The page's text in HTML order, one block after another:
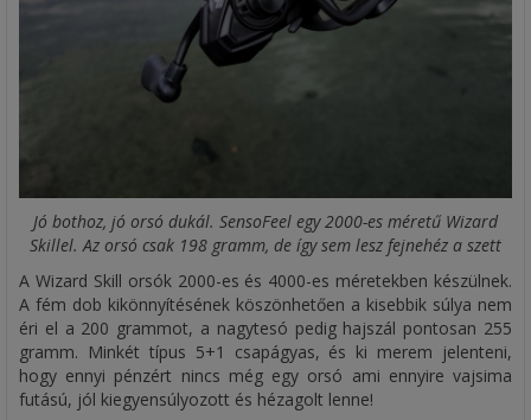
Jó bothoz, jó orsó dukál. SensoFeel egy 2000-es méretű Wizard
Skillel. Az orsó csak 198 gramm, de így sem lesz fejnehéz a szett
A Wizard Skill orsók 2000-es és 4000-es méretekben készülnek.
A fém dob kikönnyítésének köszönhetően a kisebbik súlya nem
éri el a 200 grammot, a nagytesó pedig hajszál pontosan 255
gramm. Minkét típus 5+1 csapágyas, és ki merem jelenteni,
hogy ennyi pénzért nincs még egy orsó ami ennyire vajsima
futású, jól kiegyensúlyozott és hézagolt lenne!